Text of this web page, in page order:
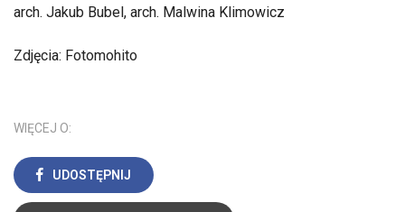
arch. Jakub Bubel, arch. Malwina Klimowicz
Zdjęcia: Fotomohito
WIĘCEJ O:
UDOSTĘPNIJ